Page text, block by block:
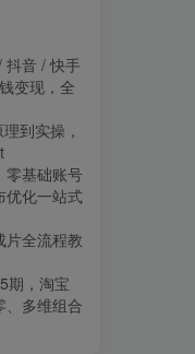
抖音 / 快手
变现，全
到实操，
零基础账号
优化一站式
片全流程教
期，淘宝
、多维组合